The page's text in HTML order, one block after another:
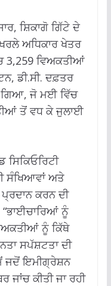
ਸ਼ਿਕਾਗੋ ਗਿੱਟੇ ਦੇ
ਅਧਿਕਾਰ ਖੇਤਰ
3,259 ਵਿਅਕਤੀਆਂ
ਡੀ.ਸੀ. ਦਫ਼ਤਰ
ਗਿਆ, ਜੋ ਮਈ ਵਿੱਚ
ਤੋਂ ਵਧ ਕੇ ਜੁਲਾਈ
ਸੰਖਿਆਵਾਂ ਅਤੇ
ਪ੍ਰਦਾਨ ਕਰਨ ਦੀ
ਨੂੰ
ਨੂੰ ਕਿੱਥੇ
ਸਪੱਸ਼ਟਤਾ ਦੀ
ਜਦੋਂ ਇਮੀਗ੍ਰੇਸ਼ਨ
ਜਾਂਚ ਕੀਤੀ ਜਾ ਰਹੀ